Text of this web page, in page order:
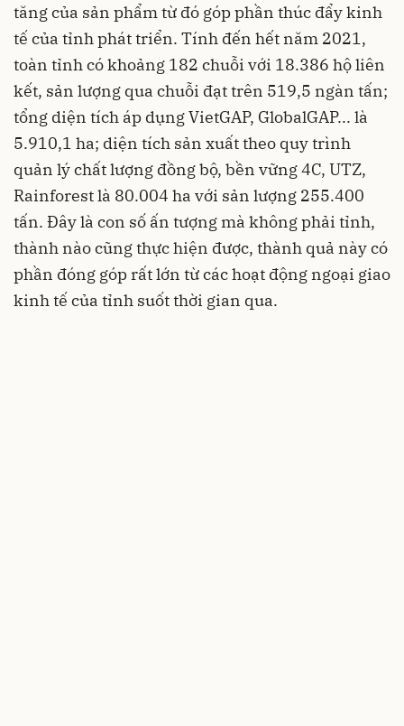
tăng của sản phẩm từ đó góp phần thúc đẩy kinh
tế của tỉnh phát triển. Tính đến hết năm 2021,
toàn tỉnh có khoảng 182 chuỗi với 18.386 hộ liên
kết, sản lượng qua chuỗi đạt trên 519,5 ngàn tấn;
tổng diện tích áp dụng VietGAP, GlobalGAP... là
5.910,1 ha; diện tích sản xuất theo quy trình
quản lý chất lượng đồng bộ, bền vững 4C, UTZ,
Rainforest là 80.004 ha với sản lượng 255.400
tấn. Đây là con số ấn tượng mà không phải tỉnh,
thành nào cũng thực hiện được, thành quả này có
phần đóng góp rất lớn từ các hoạt động ngoại giao
kinh tế của tỉnh suốt thời gian qua.